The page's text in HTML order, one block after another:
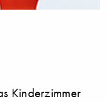
Kinderzimmer